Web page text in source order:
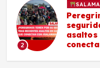
2
asaltos